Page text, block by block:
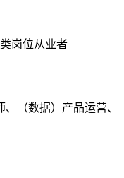
岗位从业者
（数据）产品运营、